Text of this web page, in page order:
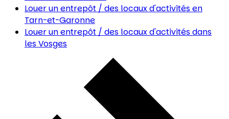
Louer un entrepôt / des locaux d'activitésen
Tarn-et-Garonne
Louer un entrepôt / des locaux d'activitésdans
les Vosges